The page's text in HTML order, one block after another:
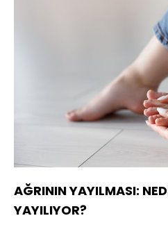
AĞRININ YAYILMASI:
YAYILIYOR?